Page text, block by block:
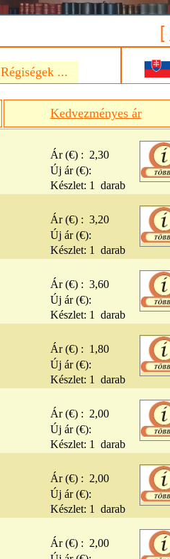
[
Régiségek ...
Kedvezményes ár
Ár (€) : 2,30
Új ár (€):
Készlet: 1 darab
Ár (€) : 3,20
Új ár (€):
Készlet: 1 darab
Ár (€) : 3,60
Új ár (€):
Készlet: 1 darab
Ár (€) : 1,80
Új ár (€):
Készlet: 1 darab
Ár (€) : 2,00
Új ár (€):
Készlet: 1 darab
Ár (€) : 2,00
Új ár (€):
Készlet: 1 darab
Ár (€) : 2,00